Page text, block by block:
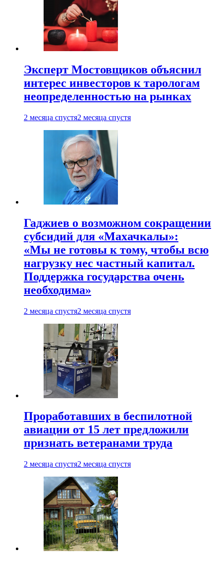
Эксперт Мостовщиков объяснил
интерес инвесторов к тарологам
неопределенностью на рынках
2 месяца спустя2 месяца спустя
Гаджиев о возможном сокращении
субсидий для «Махачкалы»:
«Мы не готовы к тому, чтобы всю
нагрузку нес частный капитал.
Поддержка государства очень
необходима»
2 месяца спустя2 месяца спустя
Проработавших в беспилотной
авиации от 15 лет предложили
признать ветеранами труда
2 месяца спустя2 месяца спустя